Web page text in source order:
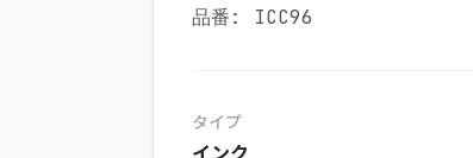
品番: ICC96
タイプ
インク